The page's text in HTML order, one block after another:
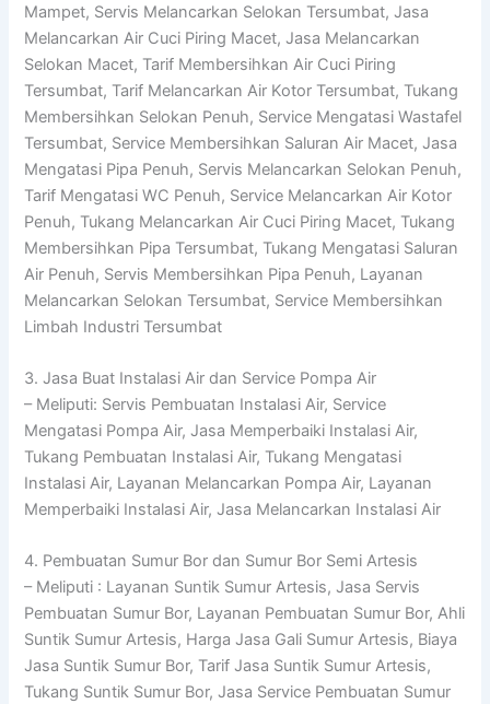
Mampet, Servis Melancarkan Selokan Tersumbat, Jasa
Melancarkan Air Cuci Piring Macet, Jasa Melancarkan
Selokan Macet, Tarif Membersihkan Air Cuci Piring
Tersumbat, Tarif Melancarkan Air Kotor Tersumbat, Tukang
Membersihkan Selokan Penuh, Service Mengatasi Wastafel
Tersumbat, Service Membersihkan Saluran Air Macet, Jasa
Mengatasi Pipa Penuh, Servis Melancarkan Selokan Penuh,
Tarif Mengatasi WC Penuh, Service Melancarkan Air Kotor
Penuh, Tukang Melancarkan Air Cuci Piring Macet, Tukang
Membersihkan Pipa Tersumbat, Tukang Mengatasi Saluran
Air Penuh, Servis Membersihkan Pipa Penuh, Layanan
Melancarkan Selokan Tersumbat, Service Membersihkan
Limbah Industri Tersumbat
3. Jasa Buat Instalasi Air dan Service Pompa Air
– Meliputi: Servis Pembuatan Instalasi Air, Service
Mengatasi Pompa Air, Jasa Memperbaiki Instalasi Air,
Tukang Pembuatan Instalasi Air, Tukang Mengatasi
Instalasi Air, Layanan Melancarkan Pompa Air, Layanan
Memperbaiki Instalasi Air, Jasa Melancarkan Instalasi Air
4. Pembuatan Sumur Bor dan Sumur Bor Semi Artesis
– Meliputi : Layanan Suntik Sumur Artesis, Jasa Servis
Pembuatan Sumur Bor, Layanan Pembuatan Sumur Bor, Ahli
Suntik Sumur Artesis, Harga Jasa Gali Sumur Artesis, Biaya
Jasa Suntik Sumur Bor, Tarif Jasa Suntik Sumur Artesis,
Tukang Suntik Sumur Bor, Jasa Service Pembuatan Sumur